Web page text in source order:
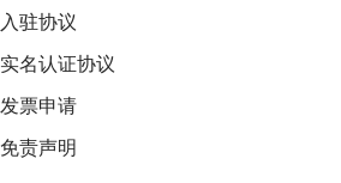
入驻协议
实名认证协议
发票申请
免责声明